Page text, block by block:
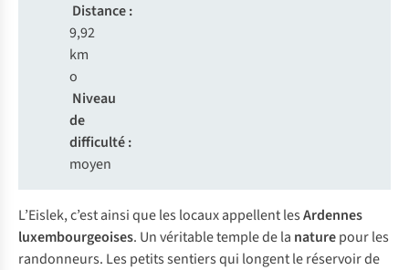
Distance :
9,92
km
o
Niveau
de
difficulté :
moyen
L’Eislek, c’est ainsi que les locaux appellent lesArdennes
luxembourgeoises. Un véritable temple de la naturepour les
randonneurs. Les petits sentiers qui longent le réservoir de